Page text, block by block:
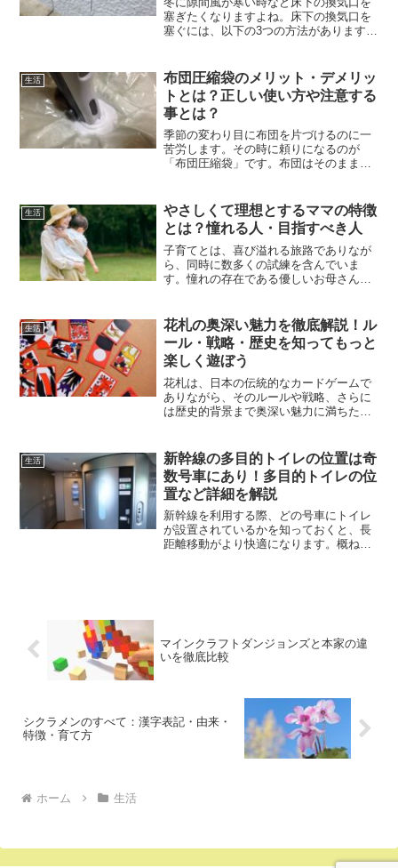
塞ぎたくなりますよね。床下の換気口を
塞ぐには、以下の3つの方法があります。
しかし、床下の換気口は意味があって付
けられているもの...
生活
布団圧縮袋のメリット・デメリッ
トとは？正しい使い方や注意する
事とは？
季節の変わり目に布団を片づけるのに一
苦労します。その時に頼りになるのが
「布団圧縮袋」です。布団はそのままだ
布団圧縮袋も使うことにメリット・デメ
リットが存在します。メリッ...
生活
やさしくて理想とするママの特徴
とは？憧れる人・目指すべき人
子育てとは、喜び溢れる旅路でありなが
ら、同時に数多くの試練を含んでいま
す。憧れの存在である優しいお母さんに
した子供たちに見受けられる共通の特長
や、充実感を抱いている子供...
生活
花札の奥深い魅力を徹底解説！ル
ール・戦略・歴史を知ってもっと
楽しく遊ぼう
花札は、日本の伝統的なカードゲームで
ありながら、そのルールや戦略、さらに
は歴史的背景まで奥深い魅力に満ちた遊
札を読む駆け引きが求められ、プレイヤ
ーの戦略によって勝敗が大...
生活
新幹線の多目的トイレの位置は奇
数号車にあり！多目的トイレの位
置など詳細を解説
新幹線を利用する際、どの号車にトイレ
が設置されているかを知っておくと、長
距離移動がより快適になります。概ね奇
マインクラフトダンジョンズと本家の違
いを徹底比較
シクラメンのすべて：漢字表記・由来・
特徴・育て方
ホーム 生活